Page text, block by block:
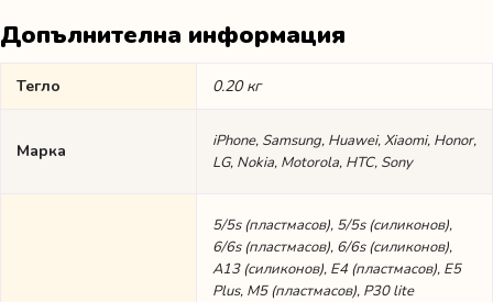
Допълнителна информация
Тегло 0.20 кг
Марка
iPhone, Samsung, Huawei, Xiaomi, Honor,
LG, Nokia, Motorola, HTC, Sony
5/5s (пластмасов), 5/5s (силиконов),
6/6s (пластмасов), 6/6s (силиконов),
A13 (силиконов), E4 (пластмасов), E5
Plus, M5 (пластмасов), P30 lite